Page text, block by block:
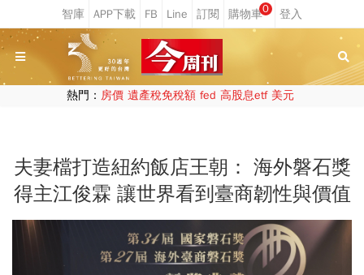
0
熱門： 房價 遺產稅免稅額 fed 高股息etf 美元
夫妻檔打造紐約飯店王朝： 海外磐石獎
得主江俊霖 讓世界看到臺商韌性與價值